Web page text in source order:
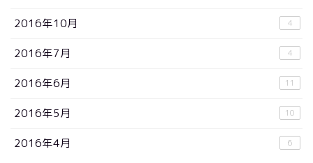
2016年10月 4
2016年7月 4
2016年6月 11
2016年5月 10
2016年4月 6